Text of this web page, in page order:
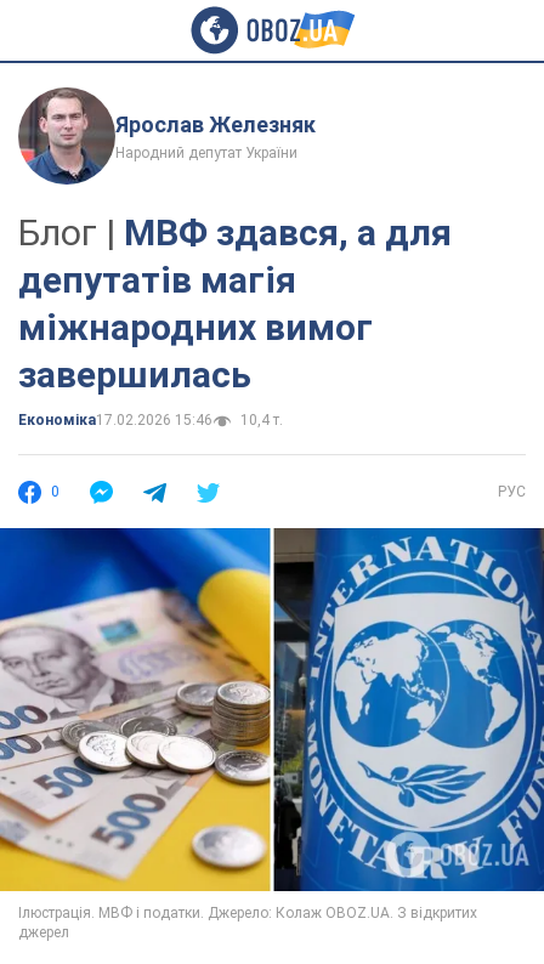
Ярослав Железняк
Народний депутат України
Блог | МВФ здався, а для
депутатів магія
міжнародних вимог
завершилась
Економіка17.02.2026 15:46 10,4 т.
0 РУС